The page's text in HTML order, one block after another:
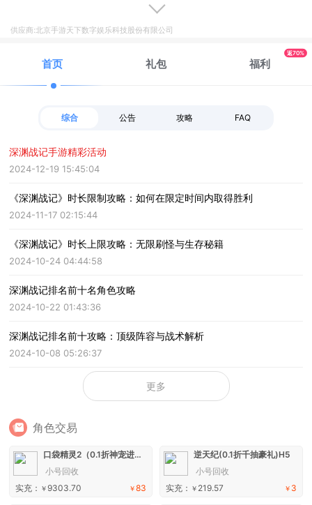
供应商:北京手游天下数字娱乐科技股份有限公司
首页 礼包 福利
返70%
综合 公告 攻略 FAQ
深渊战记手游精彩活动
2024-12-19 15:45:04
《深渊战记》时长限制攻略：如何在限定时间内取得胜利
2024-11-17 02:15:44
《深渊战记》时长上限攻略：无限刷怪与生存秘籍
2024-10-24 04:44:58
深渊战记排名前十名角色攻略
2024-10-22 01:43:36
深渊战记排名前十攻略：顶级阵容与战术解析
2024-10-08 05:26:37
更多
角色交易
口袋精灵2（0.1折神宠进化）手游
小号回收
￥83
实充： ￥9303.70
逆天纪(0.1折千抽豪礼)H5
小号回收
￥ 3
实充： ￥ 219.57